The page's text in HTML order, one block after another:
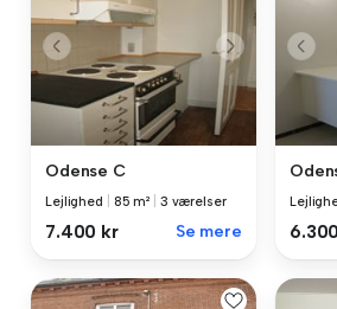
Odense C
Lejlighed 85 m² 3 værelser
7.400 kr Se mere